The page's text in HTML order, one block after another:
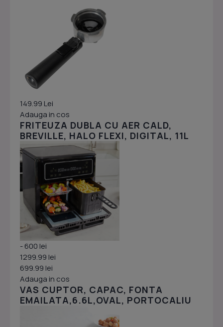
149.99 Lei
Adauga in cos
FRITEUZA DUBLA CU AER CALD,
BREVILLE, HALO FLEXI, DIGITAL, 11L
- 600 lei
1299.99 lei
699.99 lei
Adauga in cos
VAS CUPTOR, CAPAC, FONTA
EMAILATA,6.6L,OVAL, PORTOCALIU